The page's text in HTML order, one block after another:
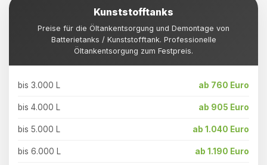
Kunststofftanks
Preise für die Öltankentsorgung und Demontage von
Batterietanks / Kunststofftank. Professionelle
Öltankentsorgung zum Festpreis.
bis 3.000 L ab 760 Euro
bis 4.000 L ab 905 Euro
bis 5.000 L ab 1.040 Euro
bis 6.000 L ab 1.190 Euro